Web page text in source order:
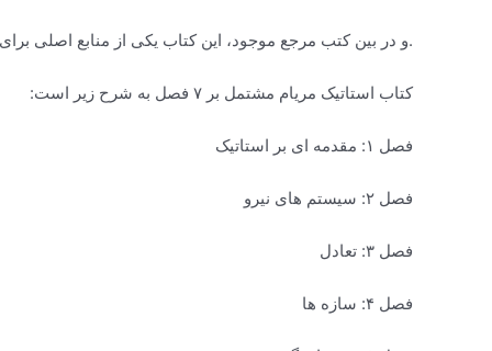
.و در بین کتب مرجع موجود، این کتاب یکی از منابع اصلی
کتاب استاتیک مریام مشتمل بر ۷ فصل به شرح زیر است:
فصل ۱: مقدمه ای بر استاتیک
فصل ۲: سیستم های نیرو
فصل ۳: تعادل
فصل ۴: سازه ها